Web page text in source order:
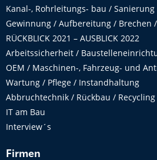
Kanal-, Rohrleitungs- bau / Sanierung
Gewinnung / Aufbereitung / Brechen
RÜCKBLICK 2021 – AUSBLICK 2022
Arbeitssicherheit /
OEM / Maschinen-, Fahrzeug- und
Wartung / Pflege / Instandhaltung
Abbruchtechnik / Rückbau / Recycling
IT am Bau
Interview´s
Firmen